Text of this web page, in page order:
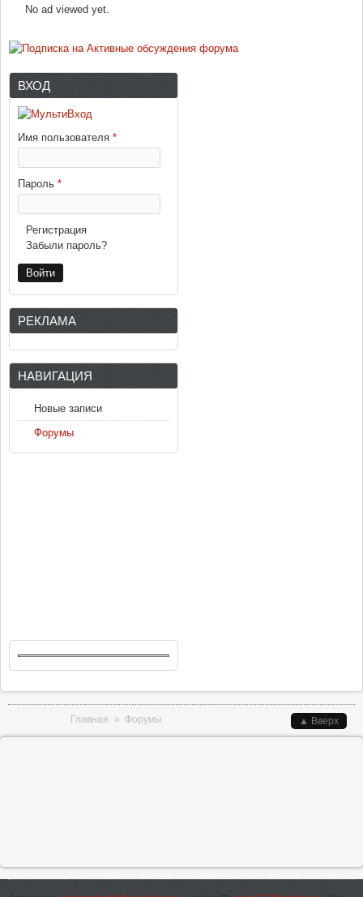
No ad viewed yet.
ВХОД
Имя пользователя *
Пароль *
Регистрация
Забыли пароль?
РЕКЛАМА
НАВИГАЦИЯ
Новые записи
Форумы
Главная » Форумы ▲ Вверх